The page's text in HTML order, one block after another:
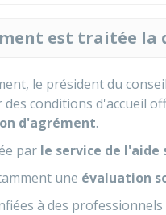
est traitée la
le président du
conditions d'accueil
d'agrément.
par le service de l'aide
une évaluation
à des